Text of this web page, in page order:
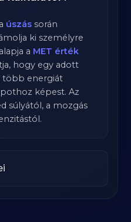
úszás során
ki személyre
a MET érték
hogy egy adott
több energiát
képest. Az
súlyától, a mozgás